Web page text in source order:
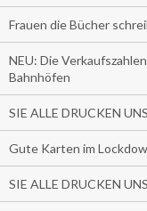
Frauen die Bücher
NEU: Die
Bahnhöfen
SIE ALLE DRUCKEN
Gute Karten im
SIE ALLE DRUCKEN